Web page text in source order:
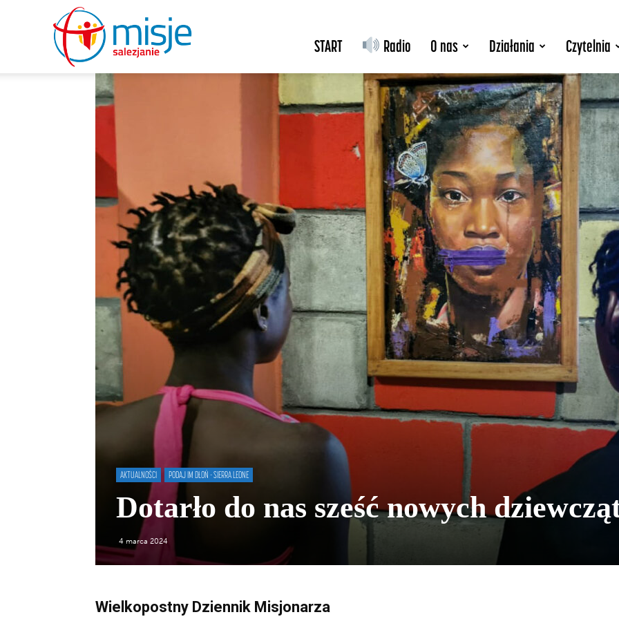
START Radio O nas Działania Czytelnia
AKTUALNOŚCI PODAJ IM DŁOŃ - SIERRA LEONE
Dotarło do nas sześć nowych
4 marca 2024
Wielkopostny Dziennik Misjonarza